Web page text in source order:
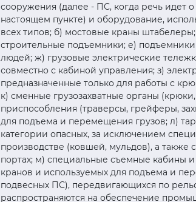
сооружения (далее - ПС, когда речь идет
настоящем пункте) и оборудование,
всех типов; б) мостовые краны
строительные подъемники; е)
людей; ж) грузовые электрические
совместно с кабиной управления; з)
предназначенные только для работы с
к) сменные грузозахватные органы
приспособления (траверсы, грейферы,
для подъема и перемещения грузов; л)
категории опасных, за исключением
производстве (ковшей, мульдов), а
портах; м) специальные съемные кабины
кранов и используемых для подъема и
подвесных ПС), передвигающихся по
распространяются на обеспечение